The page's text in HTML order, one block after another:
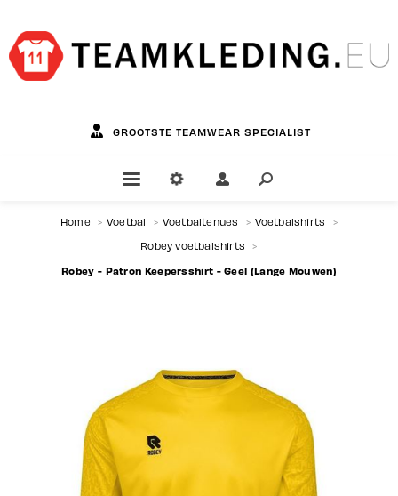
GROOTSTE TEAMWEAR SPECIALIST
Home > Voetbal > Voetbaltenues > Voetbalshirts >
Robey voetbalshirts >
Robey - Patron Keepersshirt - Geel (Lange Mouwen)